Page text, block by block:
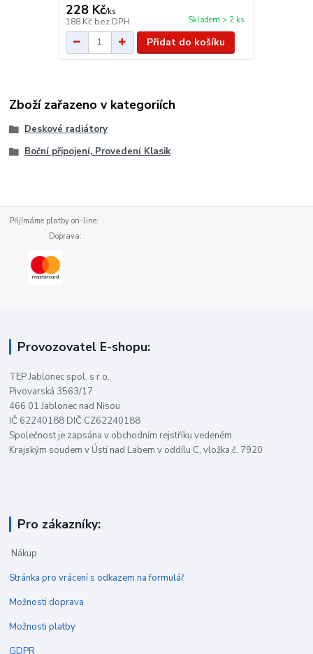
228 Kč/ks
188 Kč bez DPH Skladem > 2 ks
Přidat do košíku
Zboží zařazeno v kategoriích
Deskové radiátory
Boční připojení, Provedení Klasik
Přijímáme platby on-line:
Doprava:
Provozovatel E-shopu:
TEP Jablonec spol. s r.o.
Pivovarská 3563/17
466 01 Jablonec nad Nisou
IČ 62240188 DIČ CZ62240188
Společnost je zapsána v obchodním rejstříku vedeném
Krajským soudem v Ústí nad Labem v oddílu C, vložka č. 7920
Pro zákazníky:
Nákup
Stránka pro vrácení s odkazem na formulář
Možnosti doprava
Možnosti platby